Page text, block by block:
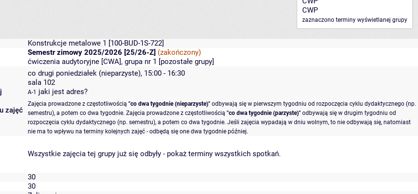
CWP
zaznaczono terminy wyświetlanej grupy
Konstrukcje metalowe 1 [100-BUD-1S-722]
Semestr zimowy 2025/2026 [25/26-Z] (zakończony)
ćwiczenia audytoryjne [CWA], grupa nr 1 [pozostałe grupy]
zajęć
co drugi poniedziałek (nieparzyste), 15:00 - 16:30
sala 102
A-1 jaki jest adres?
Zajęcia prowadzone z częstotliwością "co dwa tygodnie (nieparzyste)" odbywają się w pierwszym tygodniu od rozpoczęcia cyklu dydaktycznego (np.
semestru), a potem co dwa tygodnie. Zajęcia prowadzone z częstotliwością "co dwa tygodnie (parzyste)" odbywają się w drugim tygodniu od
rozpoczęcia cyklu dydaktycznego (np. semestru), a potem co dwa tygodnie. Jeśli zajęcia wypadają w dniu wolnym, to nie odbywają się, natomiast
nie ma to wpływu na terminy kolejnych zajęć - odbędą się one dwa tygodnie później.
Wszystkie zajęcia tej grupy już się odbyły - pokaż terminy wszystkich spotkań.
30
30